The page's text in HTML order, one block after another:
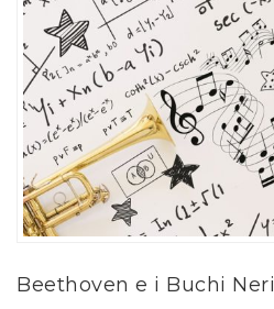
Beethoven e i Buchi Neri